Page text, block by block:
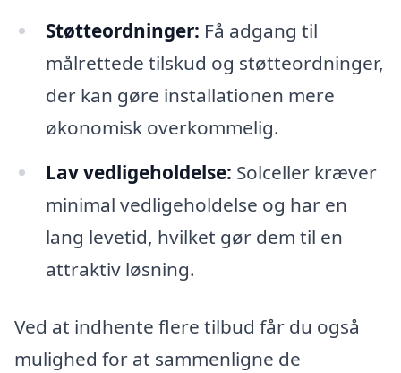
Støtteordninger: Få adgang til
målrettede tilskud og støtteordninger,
der kan gøre installationen mere
økonomisk overkommelig.
Lav vedligeholdelse: Solceller kræver
minimal vedligeholdelse og har en
lang levetid, hvilket gør dem til en
attraktiv løsning.
Ved at indhente flere tilbud får du også
mulighed for at sammenligne de